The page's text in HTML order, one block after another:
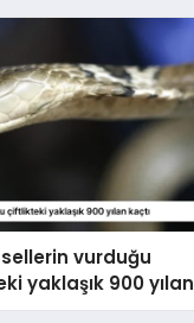
sellerin vurduğu
yaklaşık 900 yılan